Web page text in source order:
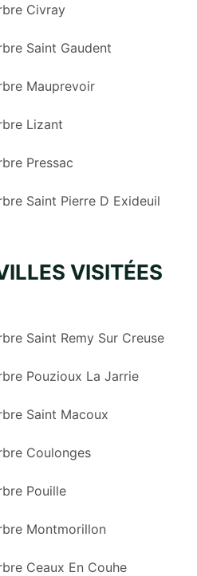
Civray
Saint Gaudent
Mauprevoir
Lizant
Pressac
Saint Pierre D Exideuil
VISITÉES
Saint Remy Sur Creuse
Pouzioux La Jarrie
Saint Macoux
Coulonges
Pouille
Montmorillon
Ceaux En Couhe